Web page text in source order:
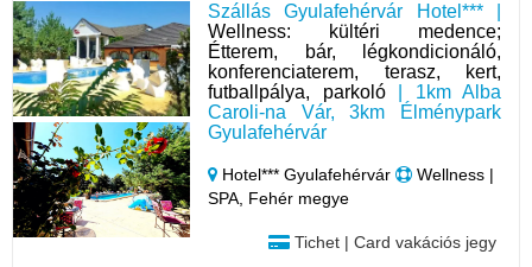
Szállás Gyulafehérvár Hotel*** |
Wellness: kültéri medence;
Étterem, bár, légkondicionáló,
konferenciaterem, terasz, kert,
futballpálya, parkoló| 1km Alba
Caroli-na Vár, 3km Élménypark
Gyulafehérvár
Hotel*** Gyulafehérvár
Wellness |
SPA, Fehér megye
Tichet | Card vakációs jegy